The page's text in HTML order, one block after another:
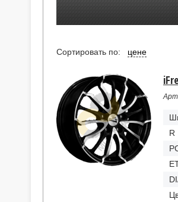
Сортировать по: цене
R